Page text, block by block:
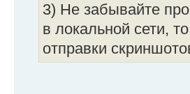
3) Не забывайте
в локальной сети,
отправки